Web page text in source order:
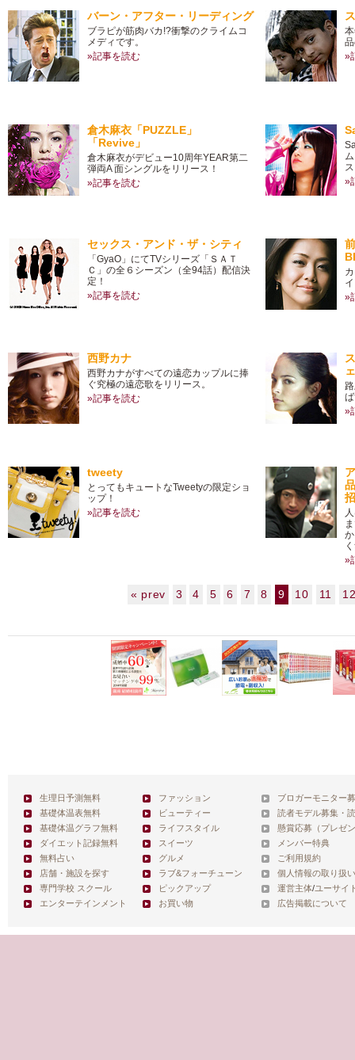
バーン・アフター・リーディング
ブラピが筋肉バカ!?衝撃のクライムコ
メディです。
»記事を読む
»
倉木麻衣「PUZZLE」
「Revive」
倉木麻衣がデビュー10周年YEAR第二
弾両A 面シングルをリリース！
»記事を読む
»
セックス・アンド・ザ・シティ
「GyaO」にてTVシリーズ「ＳＡＴ
Ｃ」の全６シーズン（全94話）配信決
定！
»記事を読む
»
西野カナ
西野カナがすべての遠恋カップルに捧
ぐ究極の遠恋歌をリリース。
»記事を読む
»
tweety
とってもキュートなTweetyの限定ショ
ップ！
»記事を読む
»
« prev 3 4 5 6 7 8 9 10 11
生理日予測無料
基礎体温表無料
基礎体温グラフ無料
ダイエット記録無料
無料占い
店舗・施設を探す
専門学校 スクール
エンターテインメント
ファッション
ビューティー
ライフスタイル
スイーツ
グルメ
ラブ&フォーチューン
ピックアップ
お買い物
ブロガーモニター
読者モデル募集・
懸賞応募（プレゼ
メンバー特典
ご利用規約
個人情報の取り扱
運営主体/ユーサイ
広告掲載について